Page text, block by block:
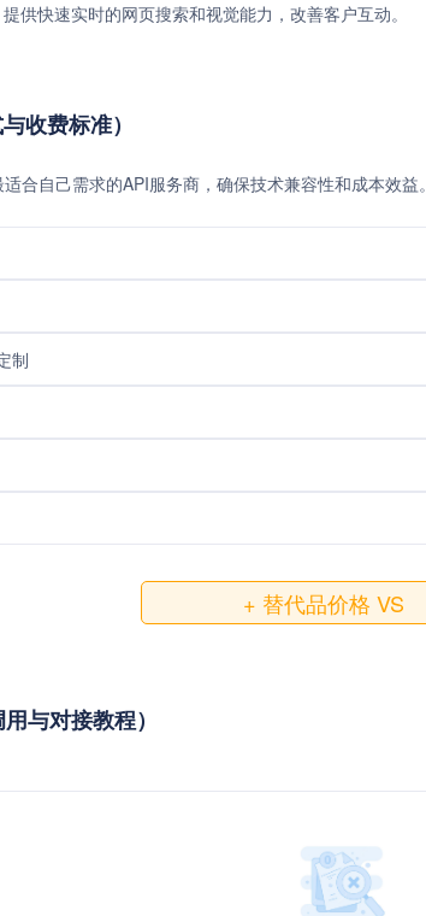
供快速实时的网页搜索和视觉能力，改善客户互动。
收费标准）
合自己需求的API服务商，确保技术兼容性和成本效益。
制
+ 替代品价格 VS
与对接教程）